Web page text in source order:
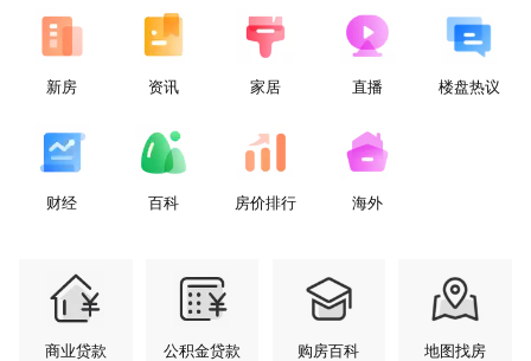
新房 资讯 家居 直播 楼盘热议
财经 百科 房价排行 海外
商业贷款 公积金贷款 购房百科 地图找房